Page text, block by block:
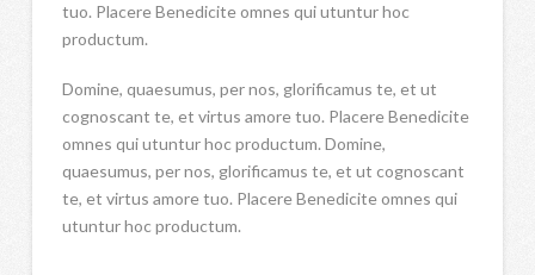
tuo. Placere Benedicite omnes qui utuntur hoc
productum.
Domine, quaesumus, per nos, glorificamus te, et ut
cognoscant te, et virtus amore tuo. Placere Benedicite
omnes qui utuntur hoc productum. Domine,
quaesumus, per nos, glorificamus te, et ut cognoscant
te, et virtus amore tuo. Placere Benedicite omnes qui
utuntur hoc productum.